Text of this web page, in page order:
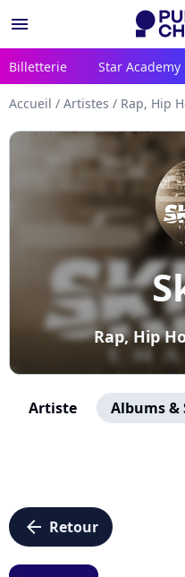
menu
Billetterie Star Academy
Accueil / Artistes / Rap, Hip
Rap, Hip
Artiste Albums &
arrow_left Retour